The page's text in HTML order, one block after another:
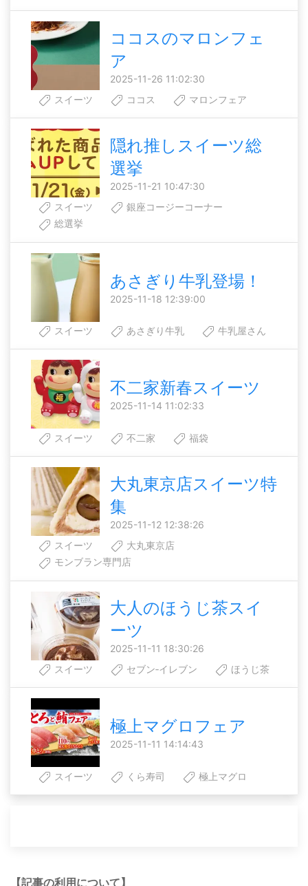
ココスのマロンフェ
ア
2025-11-26 11:02:30
スイーツ
ココス マロンフェア
隠れ推しスイーツ総
選挙
2025-11-21 10:47:30
スイーツ
銀座コージーコーナー
総選挙
あさぎり牛乳登場！
2025-11-18 12:39:00
スイーツ あさぎり牛乳 牛乳屋さん
不二家新春スイーツ
2025-11-14 11:02:33
スイーツ 不二家 福袋
大丸東京店スイーツ特
集
2025-11-12 12:38:26
スイーツ
大丸東京店
モンブラン専門店
大人のほうじ茶スイ
ーツ
2025-11-11 18:30:26
スイーツ
セブン‐イレブン ほうじ茶
極上マグロフェア
2025-11-11 14:14:43
スイーツ くら寿司 極上マグロ
【記事の利用について】